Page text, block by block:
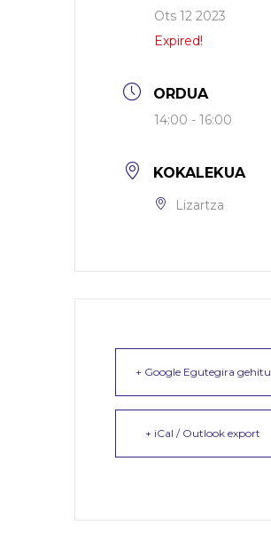
Ots 12 2023
Expired!
ORDUA
14:00 - 16:00
KOKALEKUA
Lizartza
+ Google Egutegira gehitu
+ iCal / Outlook export